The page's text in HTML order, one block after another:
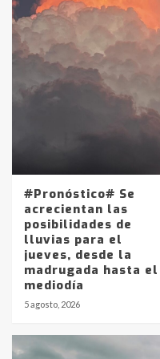
#Pronóstico# Se
acrecientan las
posibilidades de
lluvias para el
jueves, desde la
madrugada hasta el
mediodía
5 agosto, 2026